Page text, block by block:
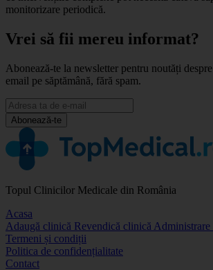
monitorizare periodică.
Vrei să fii mereu informat?
Abonează-te la newsletter pentru noutăți
email pe săptămână, fără spam.
Abonează-te
Topul Clinicilor Medicale din România
Acasa
Adaugă clinică Revendică clinică Administrare
Termeni și condiții
Politica de confidențialitate
Contact